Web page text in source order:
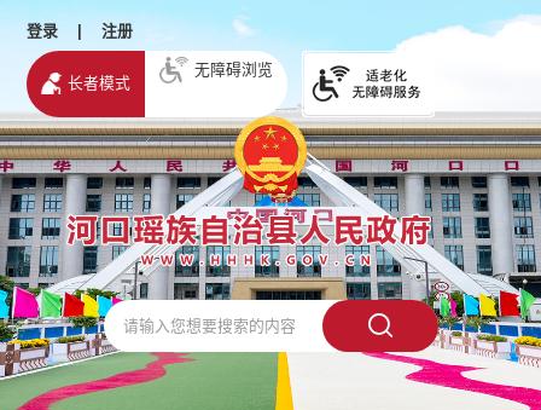
登录 | 注册
长者模式
无障碍浏览